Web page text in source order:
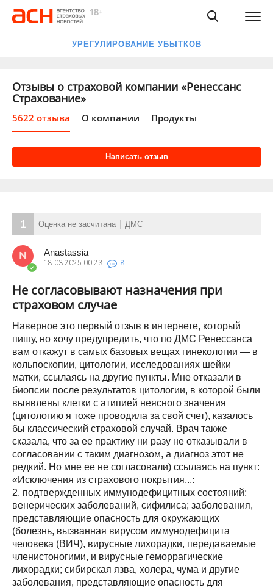
УРЕГУЛИРОВАНИЕ УБЫТКОВ
Отзывы о страховой компании «Ренессанс
Страхование»
5622 отзыва О компании Продукты
Написать отзыв
1 Оценка не засчитана ДМС
Anastassia
18.03.2025 00:23 8
Не согласовывают назначения при
страховом случае
Наверное это первый отзыв в интернете, который
пишу, но хочу предупредить, что по ДМС Ренессанса
вам откажут в самых базовых вещах гинекологии — в
кольпоскопии, цитологии, исследованиях шейки
матки, ссылаясь на другие пункты. Мне отказали в
биопсии после результатов цитологии, в которой были
выявлены клетки с атипией неясного значения
(цитологию я тоже проводила за свой счет), казалось
бы классический страховой случай. Врач также
сказала, что за ее практику ни разу не отказывали в
согласовании с таким диагнозом, а диагноз этот не
редкий. Но мне ее не согласовали) ссылаясь на пункт:
«Исключения из страхового покрытия...:
2. подтвержденных иммунодефицитных состояний;
венерических заболеваний, сифилиса; заболевания,
представляющие опасность для окружающих
(болезнь, вызванная вирусом иммунодефицита
человека (ВИЧ), вирусные лихорадки, передаваемые
членистоногими, и вирусные геморрагические
лихорадки; сибирская язва, холера, чума и другие
заболевания, представляющие опасность для